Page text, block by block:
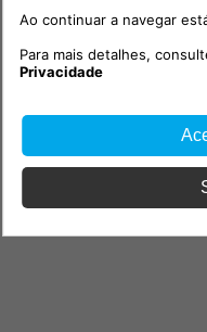
Ao continuar a navegar
Para mais detalhes,
Privacidade